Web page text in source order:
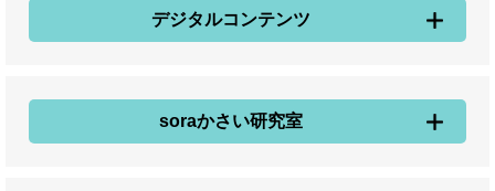
デジタルコンテンツ
soraかさい研究室